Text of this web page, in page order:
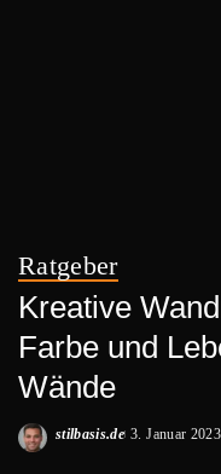
Ratgeber
Kreative
Farbe und
Wände
Posted
stilbasis.de 3. Januar 2023